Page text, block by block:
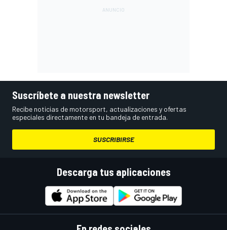
Suscríbete a nuestra newsletter
Recibe noticias de motorsport, actualizaciones y ofertas
especiales directamente en tu bandeja de entrada.
SUSCRIBIRSE
Descarga tus aplicaciones